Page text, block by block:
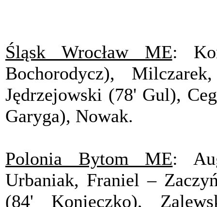
Śląsk Wrocław ME:
Bochorodycz),
Jędrzejowski (78' Gul),
Garyga), Nowak.
Polonia Bytom ME:
Urbaniak, Franiel –
(84' Konieczko),